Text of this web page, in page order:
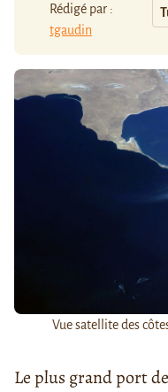
Rédigé par :
tgaudin
Vue satellite des
Le plus grand port